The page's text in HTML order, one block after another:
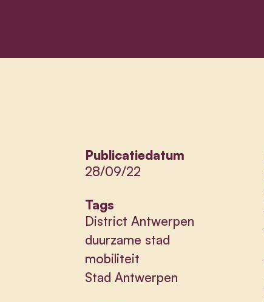
Publicatiedatum
28/09/22
Tags
District Antwerpen
duurzame stad
mobiliteit
Stad Antwerpen